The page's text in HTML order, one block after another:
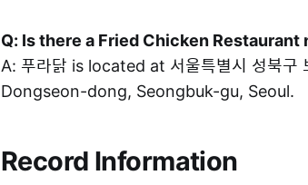
Q: Is there a Fried Chicken
A: 푸라닭 is located at 서울특별시 성북
Dongseon-dong, Seongbuk-gu, Seoul.
Record Information